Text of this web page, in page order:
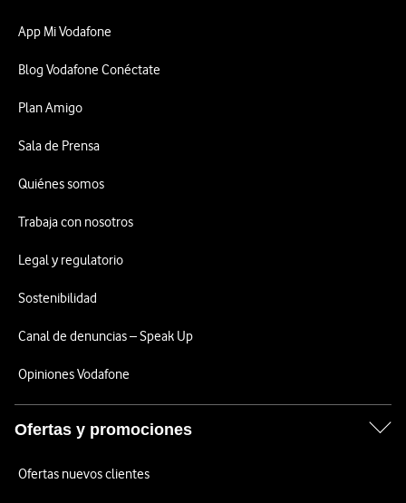
App Mi Vodafone
Blog Vodafone Conéctate
Plan Amigo
Sala de Prensa
Quiénes somos
Trabaja con nosotros
Legal y regulatorio
Sostenibilidad
Canal de denuncias – Speak Up
Opiniones Vodafone
Ofertas y promociones
Ofertas nuevos clientes